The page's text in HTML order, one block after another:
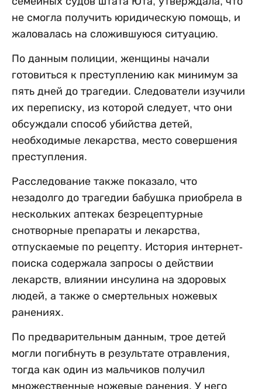
не смогла получить юридическую помощь, и
жаловалась на сложившуюся ситуацию.
По данным полиции, женщины начали
готовиться к преступлению как минимум за
пять дней до трагедии. Следователи изучили
их переписку, из которой следует, что они
обсуждали способ убийства детей,
необходимые лекарства, место совершения
преступления.
Расследование также показало, что
незадолго до трагедии бабушка приобрела в
нескольких аптеках безрецептурные
снотворные препараты и лекарства,
отпускаемые по рецепту. История интернет-
поиска содержала запросы о действии
лекарств, влиянии инсулина на здоровых
людей, а также о смертельных ножевых
ранениях.
По предварительным данным, трое детей
могли погибнуть в результате отравления,
тогда как один из мальчиков получил
множественные ножевые ранения. У него